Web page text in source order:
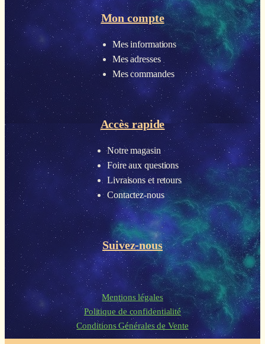
Mon compte
Mes informations
Mes adresses
Mes commandes
Accès rapide
Notre magasin
Foire aux questions
Livraisons et retours
Contactez-nous
Suivez-nous
Mentions légales
Politique de confidentialité
Conditions Générales de Vente